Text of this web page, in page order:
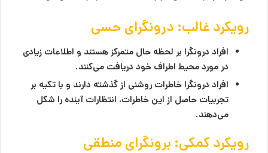
رویکرد غالب: درونگرای حسی
افراد درونگرا بر لحظه حال متمرکز هستند و اطلاعات زیادی
در مورد محیط اطراف خود دریافت می‌کنند.
افراد درونگرا خاطرات روشنی از گذشته دارند و با تکیه بر
تجربیات حاصل از این خاطرات، انتظارات آینده را شکل
می‌دهند.
رویکرد کمکی: برونگرای منطقی